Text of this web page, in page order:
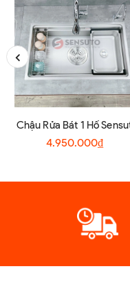
Chậu Rửa Bát 1 Hố
S7045TSA
4.950.000₫